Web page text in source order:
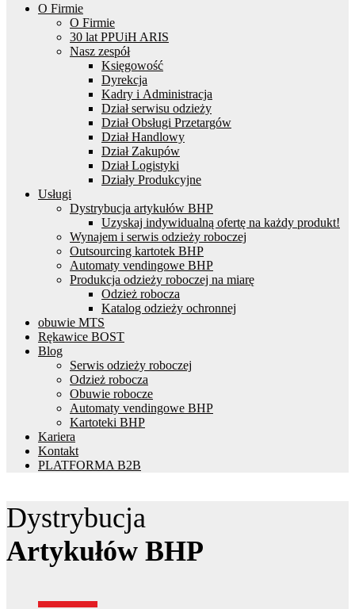
O Firmie
O Firmie
30 lat PPUiH ARIS
Nasz zespół
Księgowość
Dyrekcja
Kadry i Administracja
Dział serwisu odzieży
Dział Obsługi Przetargów
Dział Handlowy
Dział Zakupów
Dział Logistyki
Działy Produkcyjne
Usługi
Dystrybucja artykułów BHP
Uzyskaj indywidualną ofertę na każdy produkt!
Wynajem i serwis odzieży roboczej
Outsourcing kartotek BHP
Automaty vendingowe BHP
Produkcja odzieży roboczej na miarę
Odzież robocza
Katalog odzieży ochronnej
obuwie MTS
Rękawice BOST
Blog
Serwis odzieży roboczej
Odzież robocza
Obuwie robocze
Automaty vendingowe BHP
Kartoteki BHP
Kariera
Kontakt
PLATFORMA B2B
Dystrybucja
Artykułów BHP